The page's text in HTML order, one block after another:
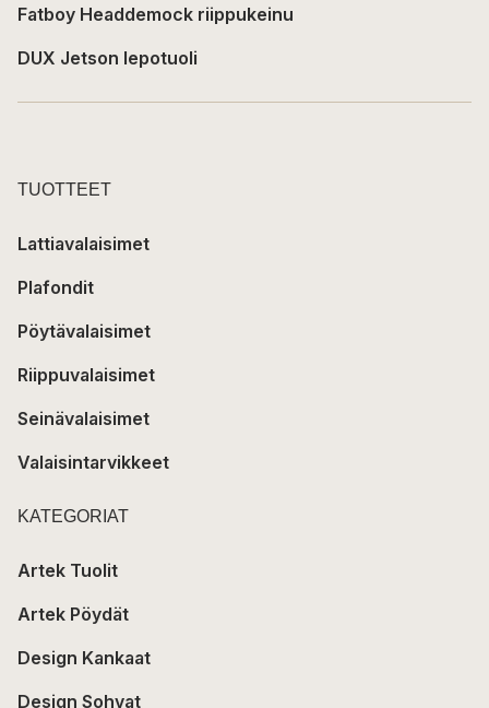
Fatboy Headdemock riippukeinu
DUX Jetson lepotuoli
TUOTTEET
Lattiavalaisimet
Plafondit
Pöytävalaisimet
Riippuvalaisimet
Seinävalaisimet
Valaisintarvikkeet
KATEGORIAT
Artek Tuolit
Artek Pöydät
Design Kankaat
Design Sohvat